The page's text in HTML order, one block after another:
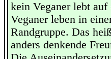
kein Veganer lebt
Veganer leben in
Randgruppe. Das
anders denkende